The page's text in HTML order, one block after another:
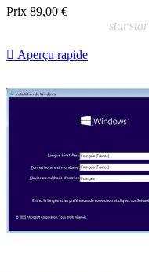
Prix 89,00 €
starstar
 Aperçu rapide